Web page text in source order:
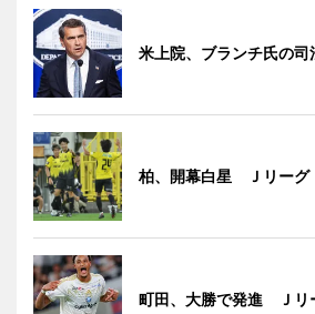
米上院、ブランチ氏の司
柏、開幕白星 Ｊリーグ
町田、大勝で発進 Ｊリ